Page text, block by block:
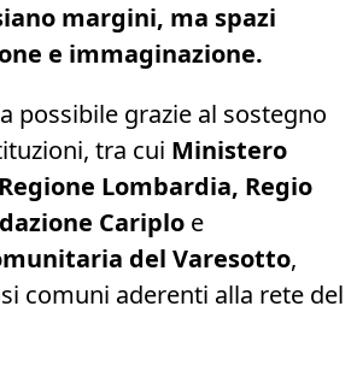
margini, ma spazi
e immaginazione.
possibile grazie al sostegno
tra cui Ministero
Lombardia, Regio
Cariplo e
del Varesotto,
comuni aderenti alla rete del